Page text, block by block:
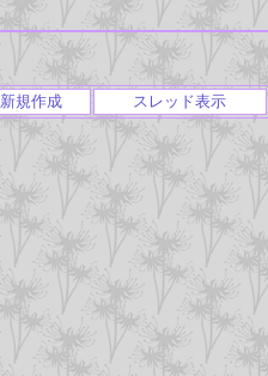
新規作成 スレッド表示